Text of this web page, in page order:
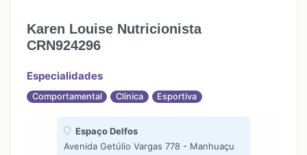
Karen Louise Nutricionista
CRN924296
Especialidades
Comportamental Clínica Esportiva
Espaço Delfos
Avenida Getúlio Vargas 778 - Manhuaçu